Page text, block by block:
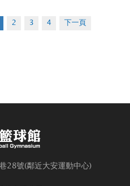
/月、日間$5,000元/月)
公告。
2 3 4 下一頁
28號(鄰近大安運動中心)